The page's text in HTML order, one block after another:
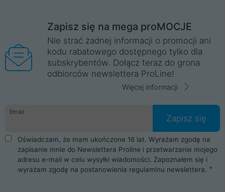
Zapisz się na mega proMOCJE
Nie strać żadnej informacji o promocji ani
kodu rabatowego dostępnego tylko dla
subskrybentów. Dołącz teraz do grona
odbiorców newslettera ProLine!
Więcej informacji
Email
Zapisz się
Oświadczam, że mam ukończone 16 lat. Wyrażam zgodę na
zapisanie mnie do Newslettera Proline i przetwarzanie mojego
adresu e-mail w celu wysyłki wiadomości. Zapoznałem się i
wyrażam zgodę na postanowienia regulaminu newslettera.